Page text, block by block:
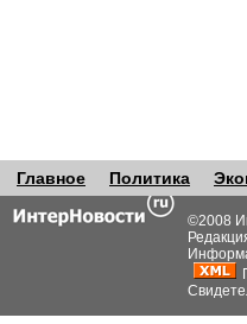
Главное Политика
©2008